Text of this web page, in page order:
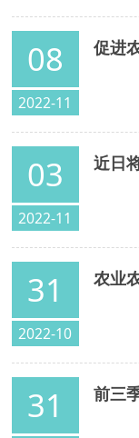
08
2022-11
03
2022-11
近日
31
2022-10
31